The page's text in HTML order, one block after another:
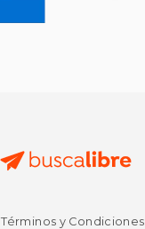
Términos y Condiciones